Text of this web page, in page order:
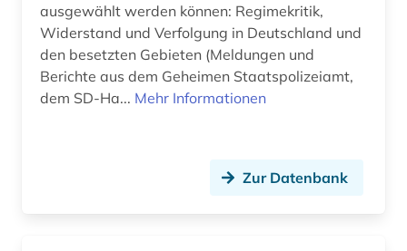
familienwappen (1)
farbphotographie (1)
fauna (1)
ausgewählt werden können: Regimekritik,
Widerstand und Verfolgung in Deutschland und
den besetzten Gebieten (Meldungen und
Berichte aus dem Geheimen Staatspolizeiamt,
dem SD-Ha... Mehr Informationen
Zur Datenbank